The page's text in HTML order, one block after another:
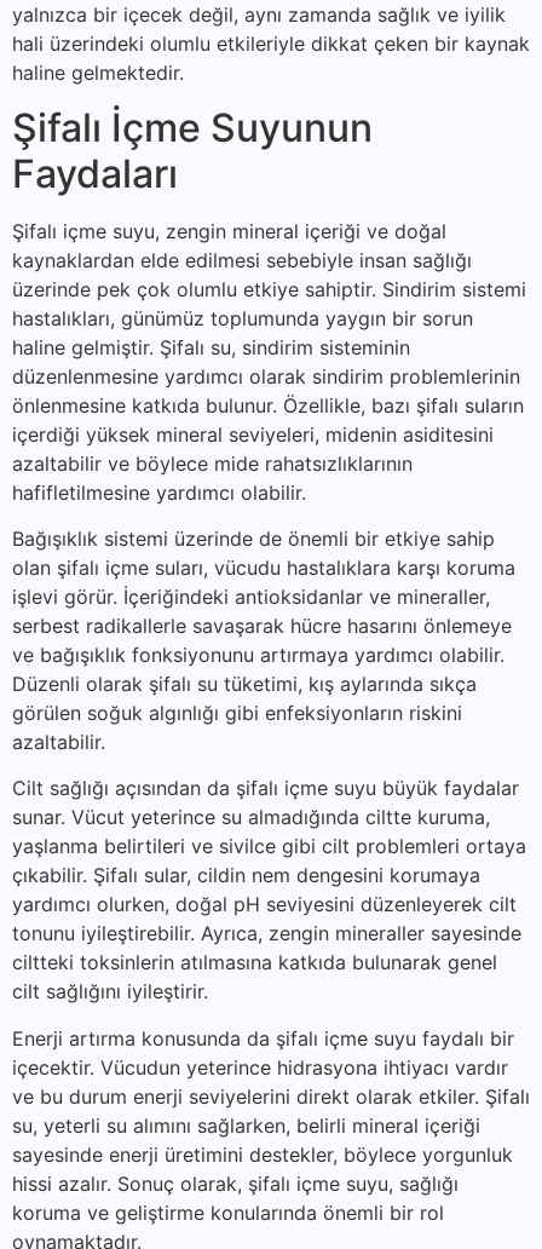
yalnızca bir içecek değil, aynı zamanda sağlık ve iyilik
hali üzerindeki olumlu etkileriyle dikkat çeken bir kaynak
haline gelmektedir.
Şifalı İçme Suyunun
Faydaları
Şifalı içme suyu, zengin mineral içeriği ve doğal
kaynaklardan elde edilmesi sebebiyle insan sağlığı
üzerinde pek çok olumlu etkiye sahiptir. Sindirim sistemi
hastalıkları, günümüz toplumunda yaygın bir sorun
haline gelmiştir. Şifalı su, sindirim sisteminin
düzenlenmesine yardımcı olarak sindirim problemlerinin
önlenmesine katkıda bulunur. Özellikle, bazı şifalı suların
içerdiği yüksek mineral seviyeleri, midenin asiditesini
azaltabilir ve böylece mide rahatsızlıklarının
hafifletilmesine yardımcı olabilir.
Bağışıklık sistemi üzerinde de önemli bir etkiye sahip
olan şifalı içme suları, vücudu hastalıklara karşı koruma
işlevi görür. İçeriğindeki antioksidanlar ve mineraller,
serbest radikallerle savaşarak hücre hasarını önlemeye
ve bağışıklık fonksiyonunu artırmaya yardımcı olabilir.
Düzenli olarak şifalı su tüketimi, kış aylarında sıkça
görülen soğuk algınlığı gibi enfeksiyonların riskini
azaltabilir.
Cilt sağlığı açısından da şifalı içme suyu büyük faydalar
sunar. Vücut yeterince su almadığında ciltte kuruma,
yaşlanma belirtileri ve sivilce gibi cilt problemleri ortaya
çıkabilir. Şifalı sular, cildin nem dengesini korumaya
yardımcı olurken, doğal pH seviyesini düzenleyerek cilt
tonunu iyileştirebilir. Ayrıca, zengin mineraller sayesinde
ciltteki toksinlerin atılmasına katkıda bulunarak genel
cilt sağlığını iyileştirir.
Enerji artırma konusunda da şifalı içme suyu faydalı bir
içecektir. Vücudun yeterince hidrasyona ihtiyacı vardır
ve bu durum enerji seviyelerini direkt olarak etkiler. Şifalı
su, yeterli su alımını sağlarken, belirli mineral içeriği
sayesinde enerji üretimini destekler, böylece yorgunluk
hissi azalır. Sonuç olarak, şifalı içme suyu, sağlığı
koruma ve geliştirme konularında önemli bir rol
oynamaktadır.